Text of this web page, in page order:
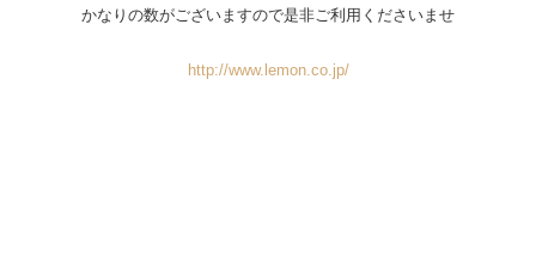
かなりの数がございますので是非ご利用くださいませ
http://www.lemon.co.jp/